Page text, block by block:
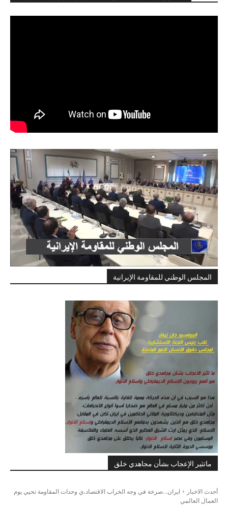
المجلس الوطني للمقاومة الإيرانية
ماتثير الإعجاب بشأن مجاهدي خلق
أحدث الاخبار
ایران...صرخة في وجه الخراب الاقتصاد،ي وحدات المقاومة تحیي يوم
العمال العالمي